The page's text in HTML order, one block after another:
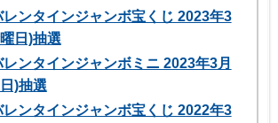
ンタインジャンボ宝くじ 2023年3
日)抽選
ンタインジャンボミニ 2023年3月
)抽選
ンタインジャンボ宝くじ 2022年3